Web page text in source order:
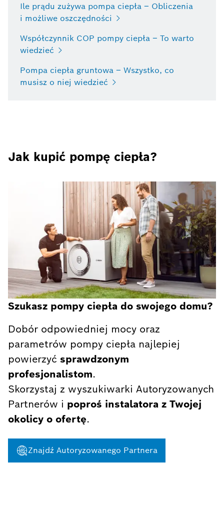
Ile prądu zużywa pompa ciepła – Obliczenia
i możliwe oszczędności
Współczynnik COP pompy ciepła – To warto
wiedzieć
Pompa ciepła gruntowa – Wszystko, co
musisz o niej wiedzieć
Jak kupić pompę ciepła?
Szukasz pompy ciepła do swojego domu?
Dobór odpowiedniej mocy oraz
parametrów pompy ciepła najlepiej
powierzyć sprawdzonym
profesjonalistom.
Skorzystaj z wyszukiwarki Autoryzowanych
Partnerów i poproś instalatora z Twojej
okolicy o ofertę.
Znajdź Autoryzowanego Partnera